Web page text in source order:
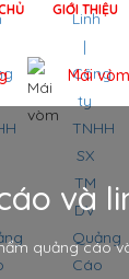
GIỚI THIỆU
Mái vòm
và
quảng cáo